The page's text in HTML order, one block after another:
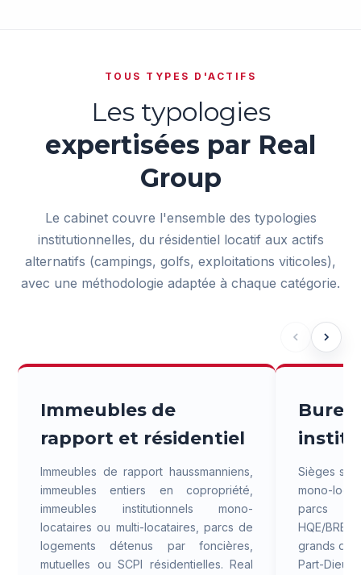
TOUS TYPES D'ACTIFS
Les typologies
expertisées par Real
Group
Le cabinet couvre l'ensemble des typologies
institutionnelles, du résidentiel locatif aux actifs
alternatifs (campings, golfs, exploitations viticoles),
avec une méthodologie adaptée à chaque catégorie.
Immeubles de
rapport et résidentiel
Immeubles de rapport haussmanniens,
immeubles entiers en copropriété,
immeubles institutionnels mono-
locataires ou multi-locataires, parcs de
logements détenus par foncières,
mutuelles ou SCPI résidentielles. Real
Sièges
mono-
parcs
HQE/
grands
Part-Dieu,